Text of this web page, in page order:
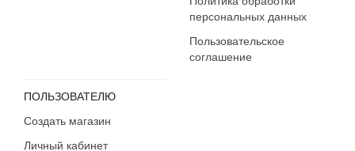
персональных данных
Пользовательское
соглашение
ПОЛЬЗОВАТЕЛЮ
Создать магазин
Личный кабинет